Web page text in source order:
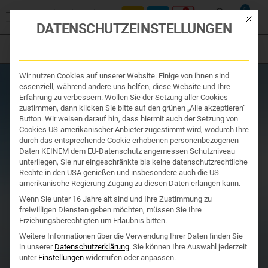
0
Organe & Organ Uhr
Traditionelle Medizin
Nahrungsergänzung
Kosmetik und Hygiene
Ihr Apotheker
Ihr Apotheker/ STREPSILS LTBL 8,75MG
ORANGE
Mit
DATENSCHUTZEINSTELLUNGEN
Wir nutzen Cookies auf unserer Website. Einige von ihnen sind
essenziell, während andere uns helfen, diese Website und Ihre
Erfahrung zu verbessern. Wollen Sie der Setzung aller Cookies
zustimmen, dann klicken Sie bitte auf den grünen „Alle akzeptieren“
Button. Wir weisen darauf hin, dass hiermit auch der Setzung von
Cookies US-amerikanischer Anbieter zugestimmt wird, wodurch Ihre
durch das entsprechende Cookie erhobenen personenbezogenen
Daten KEINEM dem EU-Datenschutz angemessen Schutzniveau
unterliegen, Sie nur eingeschränkte bis keine datenschutzrechtliche
Rechte in den USA genießen und insbesondere auch die US-
amerikanische Regierung Zugang zu diesen Daten erlangen kann.
Wenn Sie unter 16 Jahre alt sind und Ihre Zustimmung zu
freiwilligen Diensten geben möchten, müssen Sie Ihre
Erziehungsberechtigten um Erlaubnis bitten.
Weitere Informationen über die Verwendung Ihrer Daten finden Sie
in unserer Datenschutzerklärung. Sie können Ihre Auswahl jederzeit
unter Einstellungen widerrufen oder anpassen.